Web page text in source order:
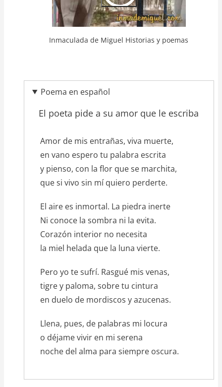
Inmaculada de Miguel Historias y poemas
Poema en español
El poeta pide a su amor que le escriba
texto_poema
Amor de mis entrañas, viva muerte,
en vano espero tu palabra escrita
y pienso, con la flor que se marchita,
que si vivo sin mí quiero perderte.
El aire es inmortal. La piedra inerte
Ni conoce la sombra ni la evita.
Corazón interior no necesita
la miel helada que la luna vierte.
Pero yo te sufrí. Rasgué mis venas,
tigre y paloma, sobre tu cintura
en duelo de mordiscos y azucenas.
Llena, pues, de palabras mi locura
o déjame vivir en mi serena
noche del alma para siempre oscura.